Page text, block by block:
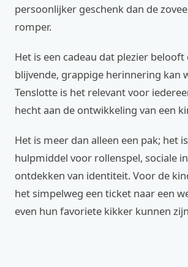
persoonlijker geschenk dan de
romper.
Het is een cadeau dat plezier belooft
blijvende, grappige herinnering kan
Tenslotte is het relevant voor
hecht aan de ontwikkeling van een
Het is meer dan alleen een pak; het
hulpmiddel voor rollenspel, sociale
ontdekken van identiteit. Voor de
het simpelweg een ticket naar een
even hun favoriete kikker kunnen